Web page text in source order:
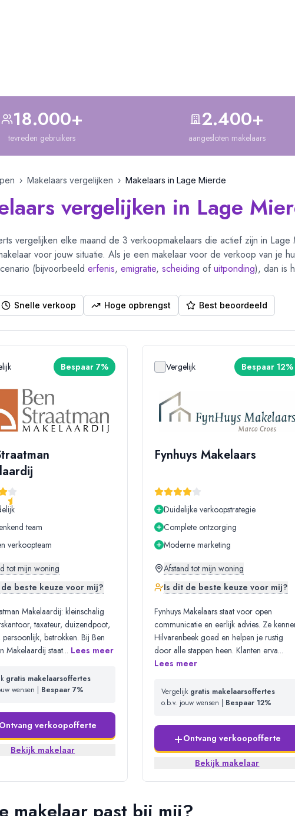
18.000+
tevreden gebruikers
2.400+
aangesloten makelaars
› Makelaars vergelijken › Makelaars in Lage Mierde
vergelijken in Lage
vergelijken elke maand de 3 verkoopmakelaars die actief zijn in Lage
voor jouw situatie. Als je een makelaar voor de verkoop van je
(bijvoorbeeld erfenis, emigratie, scheiding of uitponding), dan is
Snelle verkoop Hoge opbrengst Best beoordeeld
Bespaar 7%
team
verkoopteam
tot mijn woning
beste keuze voor mij?
Makelaardij: kleinschalig
taxateur, duizendpoot,
betrokken. Bij Ben
Makelaardij staat... Lees meer
gratis makelaarsoffertes
wensen | Bespaar 7%
Ontvang verkoopofferte
Bekijk makelaar
Vergelijk Bespaar 12%
Fynhuys Makelaars
Duidelijke verkoopstrategie
Complete ontzorging
Moderne marketing
Afstand tot mijn woning
Is dit de beste keuze voor mij?
Fynhuys Makelaars staat voor open
communicatie en eerlijk advies. Ze
Hilvarenbeek goed en helpen je rustig
door alle stappen heen. Klanten erva...
Lees meer
Vergelijk gratis makelaarsoffertes
o.b.v. jouw wensen | Bespaar 12%
+Ontvang verkoopofferte
Bekijk makelaar